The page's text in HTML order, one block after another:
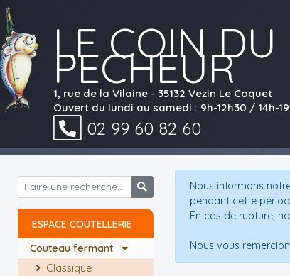
LE COIN DU
PECHEUR
1, rue de la Vilaine - 35132 Vezin Le Coquet
Ouvert du lundi au samedi : 9h-12h30 / 14h-
02 99 60 82 60
ESPACE COUTELLERIE
Couteau fermant
Classique
Nous informons
pendant cette
En cas de rupture,
Nous vous